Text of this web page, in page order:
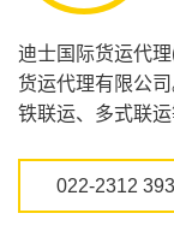
迪士国际货运代
货运代理有限公
铁联运、多式联
022-2312